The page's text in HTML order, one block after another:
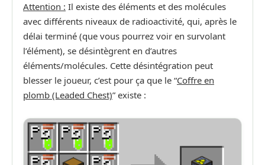
Attention : Il existe des éléments et des molécules
avec différents niveaux de radioactivité, qui, après le
délai terminé (que vous pourrez voir en survolant
l’élément), se désintègrent en d’autres
éléments/molécules. Cette désintégration peut
blesser le joueur, c’est pour ça que le “Coffre en
plomb (Leaded Chest)” existe :